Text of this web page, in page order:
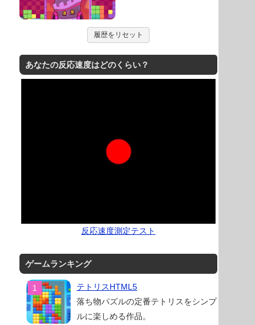
履歴をリセット
あなたの反応速度はどのくらい？
反応速度測定テスト
ゲームランキング
テトリスHTML5
落ち物パズルの定番テトリスをシンプ
ルに楽しめる作品。